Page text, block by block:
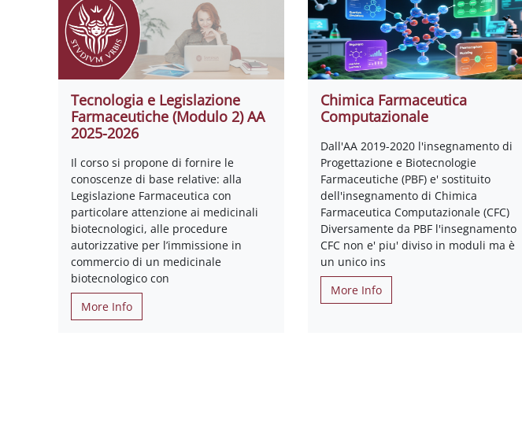
Tecnologia e Legislazione
Farmaceutiche (Modulo 2) AA
2025-2026
Il corso si propone di fornire le
conoscenze di base relative: alla
Legislazione Farmaceutica con
particolare attenzione ai medicinali
biotecnologici, alle procedure
autorizzative per l’immissione in
commercio di un medicinale
biotecnologico con
More Info
Chimica Farmaceutica
Computazionale
Dall'AA 2019-2020 l'insegnamento di
Progettazione e Biotecnologie
Farmaceutiche (PBF) e' sostituito
dell'insegnamento di Chimica
Farmaceutica Computazionale (CFC)
Diversamente da PBF l'insegnamento
CFC non e' piu' diviso in moduli ma è
un unico ins
More Info